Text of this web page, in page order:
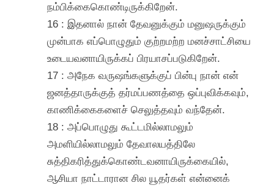
நம்பிக்கைகொண்டிருக்கிறேன்.
16 : இதனால் நான் தேவனுக்கும் மனுஷருக்கும்
முன்பாக எப்பொழுதும் குற்றமற்ற மனச்சாட்சியை
உடையவனாயிருக்கப் பிரயாசப்படுகிறேன்.
17 : அநேக வருஷங்களுக்குப் பின்பு நான் என்
ஜனத்தாருக்குத் தர்மப்பணத்தை ஒப்புவிக்கவும்,
காணிக்கைகளைச் செலுத்தவும் வந்தேன்.
18 : அப்பொழுது கூட்டமில்லாமலும்
அமளியில்லாமலும் தேவாலயத்திலே
சுத்திகரித்துக்கொண்டவனாயிருக்கையில்,
ஆசியா நாட்டாரான சில யூதர்கள் என்னைக்